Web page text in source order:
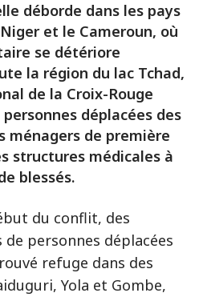
déborde dans les pays
et le Cameroun, où
se détériore
la région du lac Tchad,
de la Croix-Rouge
déplacées des
ménagers de première
structures médicales à
blessés.
du conflit, des
personnes déplacées
refuge dans des
Yola et Gombe,